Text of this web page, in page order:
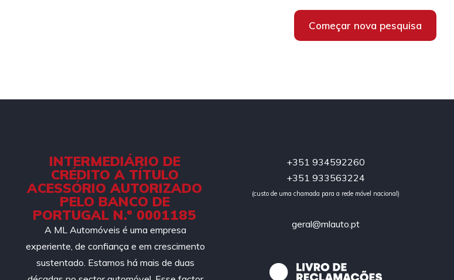
Começar nova pesquisa
INTERMEDIÁRIO DE
CRÉDITO A TÍTULO
ACESSÓRIO AUTORIZADO
PELO BANCO DE
PORTUGAL N.º 0001185
A ML Automóveis é uma empresa
experiente, de confiança e em crescimento
sustentado. Estamos há mais de duas
+351 934592260
+351 933563224
(custo de uma chamada para a rede móvel nacional)
geral@mlauto.pt